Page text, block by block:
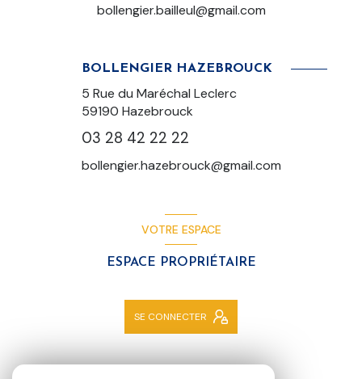
bollengier.bailleul@gmail.com
BOLLENGIER HAZEBROUCK
5 Rue du Maréchal Leclerc
59190 Hazebrouck
03 28 42 22 22
bollengier.hazebrouck@gmail.com
VOTRE ESPACE
ESPACE PROPRIÉTAIRE
SE CONNECTER